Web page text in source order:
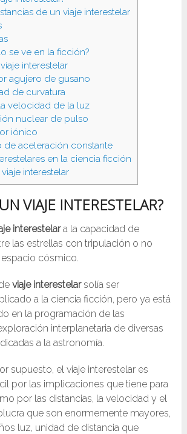
de un viaje interestelar
se ve en la ficción?
interestelar
agujero de gusano
de curvatura
velocidad de la luz
nuclear de pulso
iónico
de aceleración constante
en la ciencia ficción
interestelar
VIAJE INTERESTELAR?
interestelara la capacidad de
las estrellas con tripulación o no
cósmico.
viaje interestelarsolía ser
a la ciencia ficción, pero ya está
en la programación de las
interplanetaria de diversas
a la astronomía.
supuesto, el viaje interestelar es
por las implicaciones que tiene para
por las distancias, la velocidad y el
que son enormemente mayores,
luz, unidad de distancia que